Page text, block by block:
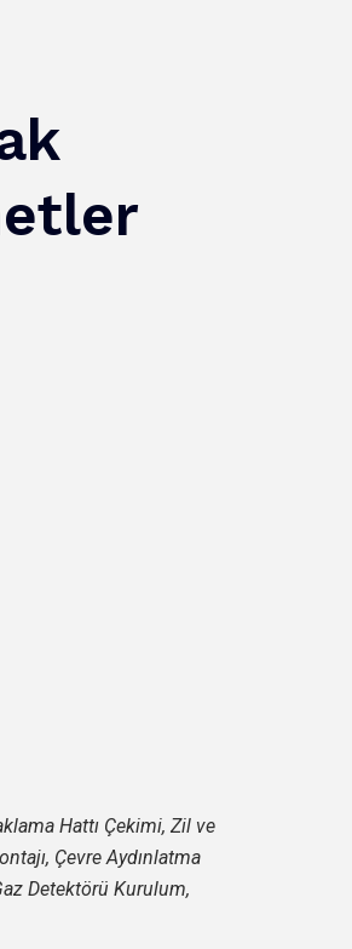
Hattı Çekimi, Zil ve
Çevre Aydınlatma
Detektörü Kurulum,